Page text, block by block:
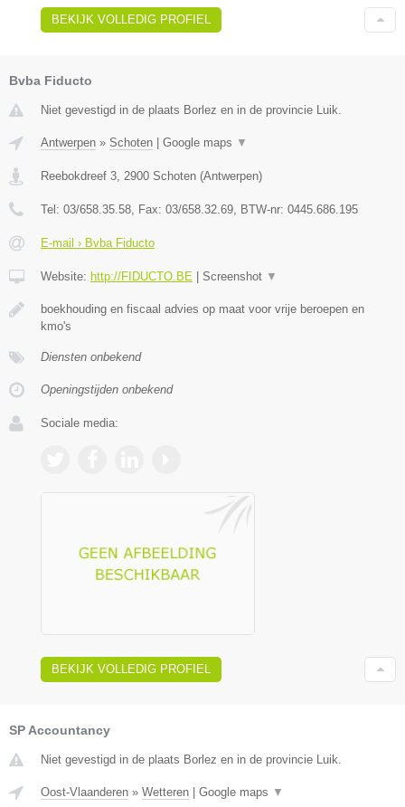
BEKIJK VOLLEDIG PROFIEL
Bvba Fiducto
Niet gevestigd in de plaats Borlez en in de provincie Luik.
Antwerpen » Schoten | Google maps ▼
Reebokdreef 3 2900 Schoten (Antwerpen)
Tel: 03/658.35.58 , Fax: 03/658.32.69 , BTW-nr: 0445.686.195
E-mail › Bvba Fiducto
Website: http://FIDUCTO.BE | Screenshot ▼
boekhouding en fiscaal advies op maat voor vrije beroepen en
kmo's
Diensten onbekend
Openingstijden onbekend
Sociale media:
BEKIJK VOLLEDIG PROFIEL
SP Accountancy
Niet gevestigd in de plaats Borlez en in de provincie Luik.
Oost-Vlaanderen » Wetteren Google maps ▼